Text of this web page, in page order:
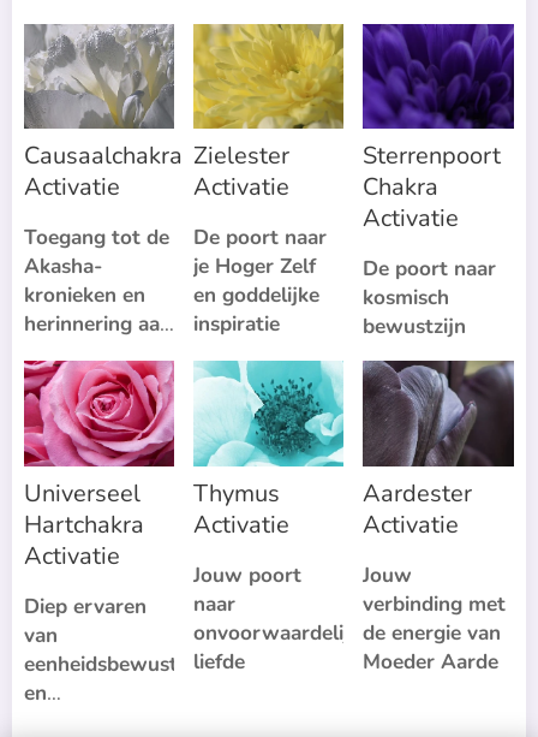
Causaalchakra
Activatie
Toegang tot de
Akasha-
kronieken en
herinnering aan
Zielester
Activatie
De poort naar
je Hoger Zelf
en goddelijke
inspiratie
Sterrenpoort
Chakra
Activatie
De poort naar
kosmisch
bewustzijn
Universeel
Hartchakra
Activatie
Diep ervaren
van
eenheidsbewustzijn
en
Thymus
Activatie
Jouw poort
naar
onvoorwaardelijke
liefde
Aardester
Activatie
Jouw
verbinding met
de energie van
Moeder Aarde